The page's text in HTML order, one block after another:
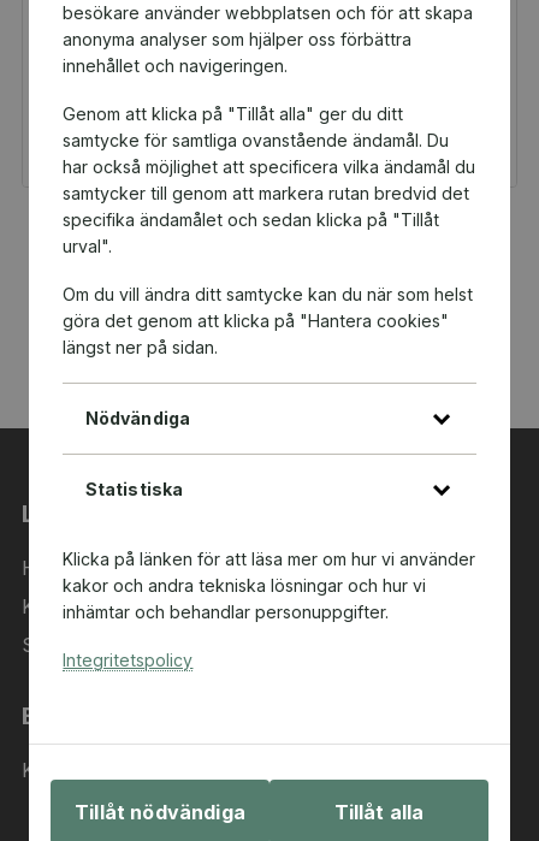
besökare använder webbplatsen och för att skapa
anonyma analyser som hjälper oss förbättra
innehållet och navigeringen.
Genom att klicka på "Tillåt alla" ger du ditt
samtycke för samtliga ovanstående ändamål. Du
har också möjlighet att specificera vilka ändamål du
samtycker till genom att markera rutan bredvid det
specifika ändamålet och sedan klicka på "Tillåt
urval".
Om du vill ändra ditt samtycke kan du när som helst
göra det genom att klicka på "Hantera cookies"
längst ner på sidan.
Nödvändiga
Statistiska
Klicka på länken för att läsa mer om hur vi använder
kakor och andra tekniska lösningar och hur vi
inhämtar och behandlar personuppgifter.
Integritetspolicy
Tillåt nödvändiga Tillåt alla
H&M Presentkort
Presentkort
Du och Tofta GIF får 5
kr tillbaka
Golfamore
Presentkort
Du och Tofta GIF får
29,75 kr tillbaka
Länkar
Hem
Kategorier
Sök i sortimentet
Behöver du hjälp?
Kontakta oss